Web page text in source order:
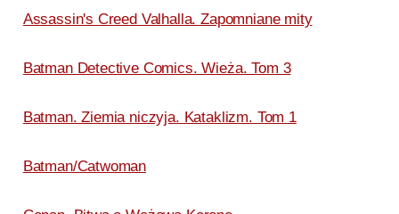
Assassin's Creed Valhalla. Zapomniane mity
Batman Detective Comics. Wieża. Tom 3
Batman. Ziemia niczyja. Kataklizm. Tom 1
Batman/Catwoman